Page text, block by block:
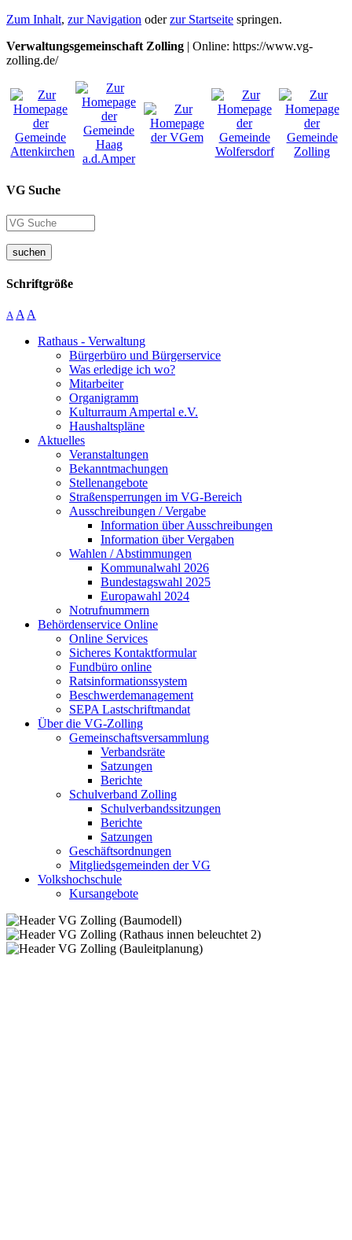
Zum Inhalt, zur Navigation oderzur Startseite springen.
Verwaltungsgemeinschaft Zolling | Online: https://www.vg-
zolling.de/
VG Suche
suchen
Schriftgröße
A A A
Rathaus - Verwaltung
Bürgerbüro und Bürgerservice
Was erledige ich wo?
Mitarbeiter
Organigramm
Kulturraum Ampertal e.V.
Haushaltspläne
Aktuelles
Veranstaltungen
Bekanntmachungen
Stellenangebote
Straßensperrungen im VG-Bereich
Ausschreibungen / Vergabe
Information über Ausschreibungen
Information über Vergaben
Wahlen / Abstimmungen
Kommunalwahl 2026
Bundestagswahl 2025
Europawahl 2024
Notrufnummern
Behördenservice Online
Online Services
Sicheres Kontaktformular
Fundbüro online
Ratsinformationssystem
Beschwerdemanagement
SEPA Lastschriftmandat
Über die VG-Zolling
Gemeinschaftsversammlung
Verbandsräte
Satzungen
Berichte
Schulverband Zolling
Schulverbandssitzungen
Berichte
Satzungen
Geschäftsordnungen
Mitgliedsgemeinden der VG
Volkshochschule
Kursangebote